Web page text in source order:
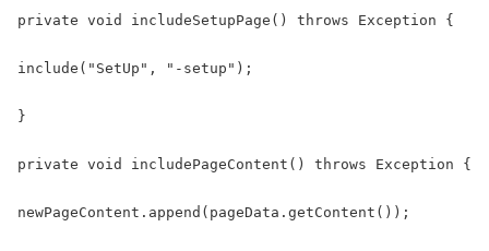
private void includeSetupPage() throws Exception {
include("SetUp", "-setup");
}
private void includePageContent() throws Exception {
newPageContent.append(pageData.getContent());